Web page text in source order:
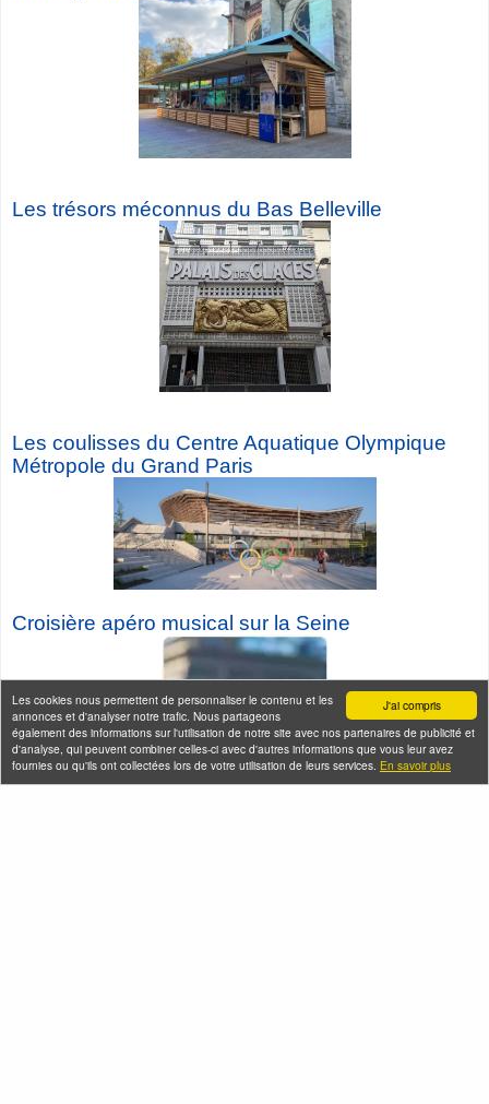
J'ai compris
Les cookies nous permettent de personnaliser le contenu et les
annonces et d'analyser notre trafic. Nous partageons
également des informations sur l'utilisation de notre site avec nos partenaires de publicité et
d'analyse, qui peuvent combiner celles-ci avec d'autres informations que vous leur avez
fournies ou qu'ils ont collectées lors de votre utilisation de leurs services. En savoir plus
Les trésors méconnus du Bas Belleville
Les coulisses du Centre Aquatique Olympique
Métropole du Grand Paris
Croisière apéro musical sur la Seine